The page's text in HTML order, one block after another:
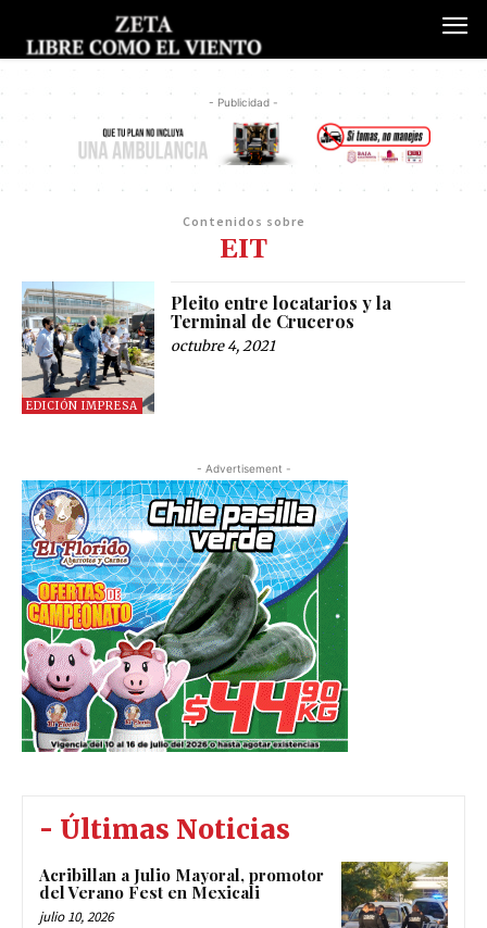
- Publicidad -
Contenidos sobre
EIT
EDICIÓN IMPRESA
Pleito entre locatarios y la
Terminal de Cruceros
octubre 4, 2021
- Advertisement -
- Últimas Noticias
Acribillan a Julio Mayoral, promotor
del Verano Fest en Mexicali
julio 10, 2026